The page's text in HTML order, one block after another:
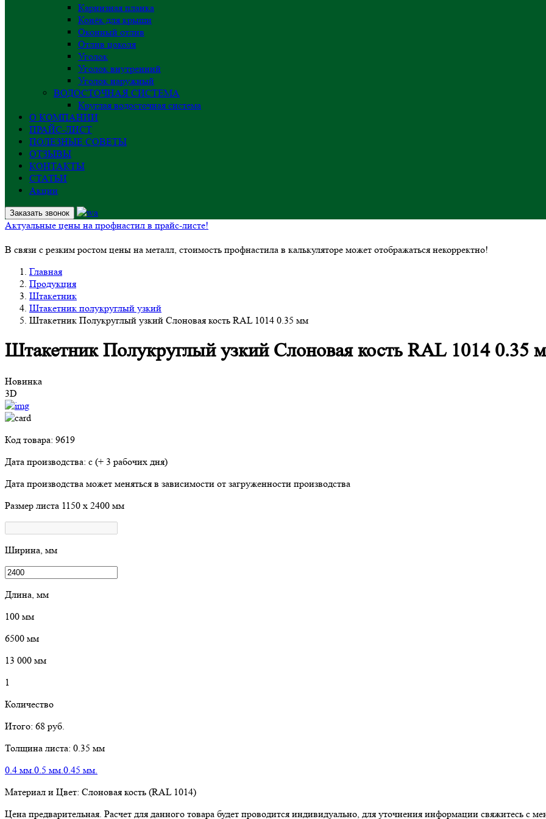
Карнизная планка
Конёк для крыши
Оконный отлив
Отлив цоколя
Уголок
Уголок внутренний
Уголок наружный
ВОДОСТОЧНАЯ СИСТЕМА
Круглая водосточная система
О КОМПАНИИ
ПРАЙС-ЛИСТ
ПОЛЕЗНЫЕ СОВЕТЫ
ОТЗЫВЫ
КОНТАКТЫ
СТАТЬИ
Акции
Заказать звонок
Актуальные цены на профнастил в прайс-листе!
В связи с резким ростом цены на металл, стоимость профнастила в калькуляторе может отображаться некорректно!
Главная
Продукция
Штакетник
Штакетник полукруглый узкий
Штакетник Полукруглый узкий Слоновая кость RAL 1014 0.35 мм
Штакетник Полукруглый узкий Слоновая кость RAL 1014 0.35
Новинка
3D
Код товара: 9619
Дата производства: с (+ 3 рабочих дня)
Дата производства может меняться в зависимости от загруженности производства
Размер листа 1150 х 2400 мм
Ширина, мм
Длина, мм
100 мм
6500 мм
13 000 мм
1
Количество
Итого: 68 руб.
Толщина листа: 0.35 мм
0.4 мм. 0.5 мм. 0.45 мм.
Материал и Цвет: Слоновая кость (RAL 1014)
Цена предварительная. Расчет для данного товара будет проводится индивидуально, для уточнения информации свяжитесь с